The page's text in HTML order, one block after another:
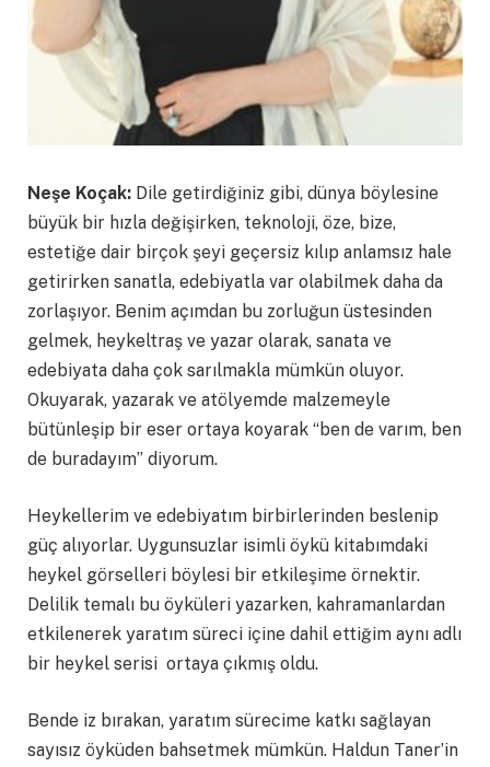
Neşe Koçak: Dile getirdiğiniz gibi, dünya böylesine
büyük bir hızla değişirken, teknoloji, öze, bize,
estetiğe dair birçok şeyi geçersiz kılıp anlamsız hale
getirirken sanatla, edebiyatla var olabilmek daha da
zorlaşıyor. Benim açımdan bu zorluğun üstesinden
gelmek, heykeltraş ve yazar olarak, sanata ve
edebiyata daha çok sarılmakla mümkün oluyor.
Okuyarak, yazarak ve atölyemde malzemeyle
bütünleşip bir eser ortaya koyarak “ben de varım, ben
de buradayım” diyorum.
Heykellerim ve edebiyatım birbirlerinden beslenip
güç alıyorlar. Uygunsuzlar isimli öykü kitabımdaki
heykel görselleri böylesi bir etkileşime örnektir.
Delilik temalı bu öyküleri yazarken, kahramanlardan
etkilenerek yaratım süreci içine dahil ettiğim aynı adlı
bir heykel serisi ortaya çıkmış oldu.
Bende iz bırakan, yaratım sürecime katkı sağlayan
sayısız öyküden bahsetmek mümkün. Haldun Taner’in